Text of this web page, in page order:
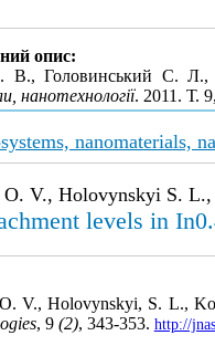
опис:
В., Головинський С. Л.,
нанотехнології. 2011. Т.
nanomaterials,
O. V., Holovynskyi S.
levels in
V., Holovynskyi, S. L.,
, 9 (2), 343-353. http://